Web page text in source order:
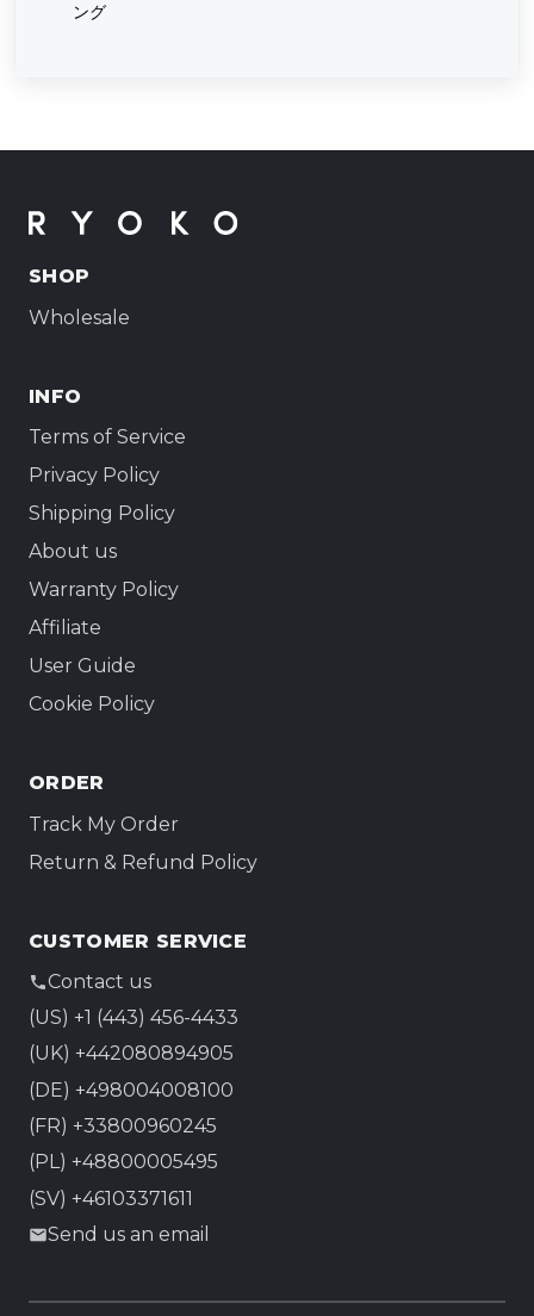
ング
SHOP
Wholesale
INFO
Terms of Service
Privacy Policy
Shipping Policy
About us
Warranty Policy
Affiliate
User Guide
Cookie Policy
ORDER
Track My Order
Return & Refund Policy
CUSTOMER SERVICE
Contact us
(US) +1 (443) 456-4433
(UK) +442080894905
(DE) +498004008100
(FR) +33800960245
(PL) +48800005495
(SV) +46103371611
Send us an email